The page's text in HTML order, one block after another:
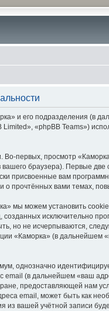
и его подразделения (в
«phpBB Teams»)
первых, просмотр
браузера). Первые
присвоенные вам
о прочтённых вами темах,
мы можем установить
созданных исключительно
но не исчерпываются,
«Каморка» (в
однозначно
email (в дальнейшем «ваш
предоставляющей нам
email, может быть как
из вашей учётной записи